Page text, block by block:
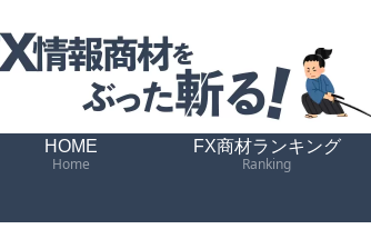
HOME
Home
FX商材ランキング
Ranking